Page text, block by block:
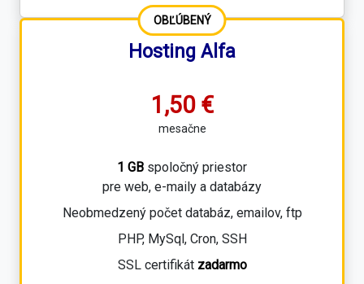
OBĽÚBENÝ
Hosting Alfa
1,50 €
mesačne
1 GB spoločný priestor
pre web, e-maily a databázy
Neobmedzený počet databáz, emailov, ftp
PHP, MySql, Cron, SSH
SSL certifikát zadarmo